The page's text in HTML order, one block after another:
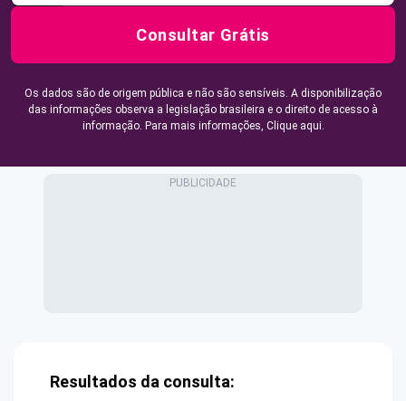
Consultar Grátis
Os dados são de origem pública e não são sensíveis. A disponibilização
das informações observa a legislação brasileira e o direito de acesso à
informação. Para mais informações, Clique aqui.
Resultados da consulta: